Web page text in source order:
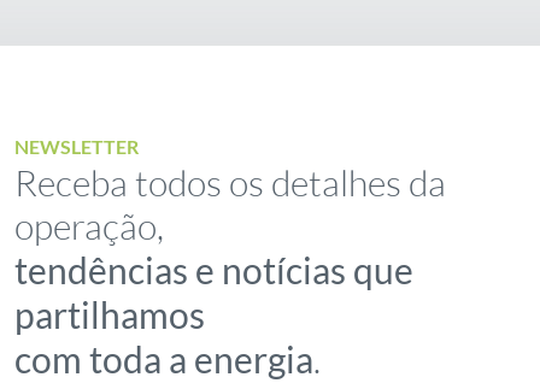
NEWSLETTER
Receba todos os detalhes da
operação,
tendências e notícias que
partilhamos
com toda a energia.